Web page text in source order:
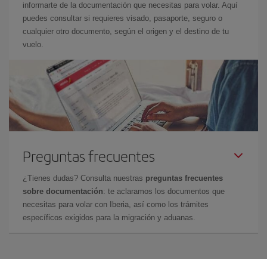
informarte de la documentación que necesitas para volar. Aquí
puedes consultar si requieres visado, pasaporte, seguro o
cualquier otro documento, según el origen y el destino de tu
vuelo.
Preguntas frecuentes
¿Tienes dudas? Consulta nuestras preguntas frecuentes
sobre documentación: te aclaramos los documentos que
necesitas para volar con Iberia, así como los trámites
específicos exigidos para la migración y aduanas.